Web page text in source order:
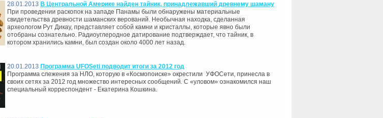
28.01.2013 В Центральной Америке найден тайник, принадлежавший древнему шаману
При проведении раскопок на западе Панамы были обнаружены материальные
свидетельства древности шаманских верований. Необычная находка, сделанная
археологом Рут Дикау, представляет собой камни и кристаллы, которые явно были
отобраны сознательно. Радиоуглеродное датирование подтверждает, что тайник, в
котором хранились камни, был создан около 4000 лет назад.
20.01.2013 Программа UFOSeti подводит итоги за 2012 год
Программа слежения за НЛО, которую в «Космопоиске» окрестили УФОСети, принесла в
своих сетях за 2012 год множество интересных сообщений. С «уловом» ознакомился наш
специальный корреспондент - Екатерина Кошкина.